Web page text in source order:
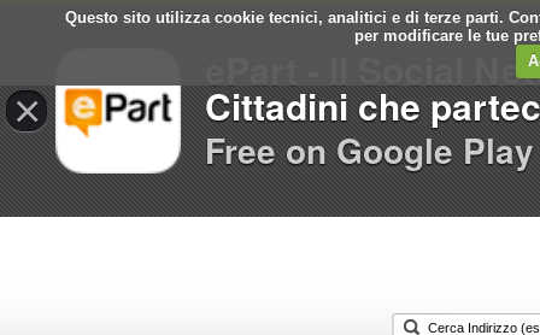
Questo sito utilizza cookie tecnici, analitici e di terze parti.
per modificare le tue
×
ePart - Il Social
Cittadini che
Free on Google Play